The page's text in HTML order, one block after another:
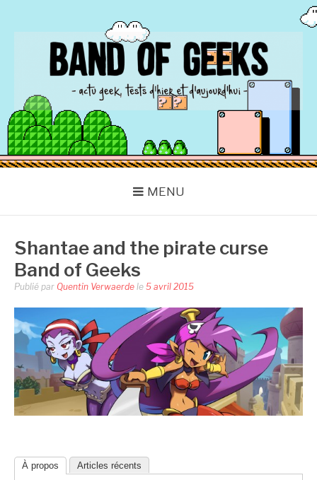
BAND OF GEEKS
Actu Geek d'hier et d'aujourd'hui
MENU
Shantae and the pirate curse
Band of Geeks
Publié par Quentin Verwaerde le 5 avril 2015
À propos Articles récents